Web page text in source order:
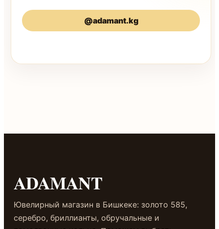
@adamant.kg
ADAMANT
Ювелирный магазин в Бишкеке: золото 585,
серебро, бриллианты, обручальные и